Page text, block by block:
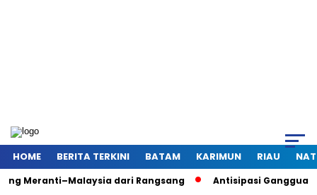
HOME BERITA TERKINI BATAM KARIMUN RIAU
Meranti–Malaysia dari Rangsang Antisipasi Gangguan